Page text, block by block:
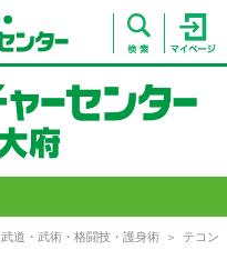
武道・武術・格闘技・護身術
テコン